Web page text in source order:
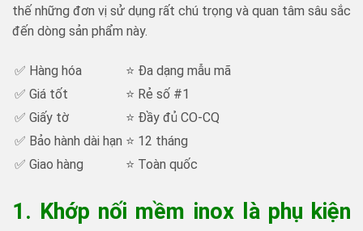
thế những đơn vị sử dụng rất chú trọng và quan tâm sâu sắc
đến dòng sản phẩm này.
✅ Hàng hóa
⭐ Đa dạng mẫu mã
✅ Giá tốt
⭐ Rẻ số #1
✅ Giấy tờ
⭐ Đầy đủ CO-CQ
✅ Bảo hành dài hạn ⭐ 12 tháng
✅ Giao hàng
⭐ Toàn quốc
1. Khớp nối mềm inox là phụ kiện